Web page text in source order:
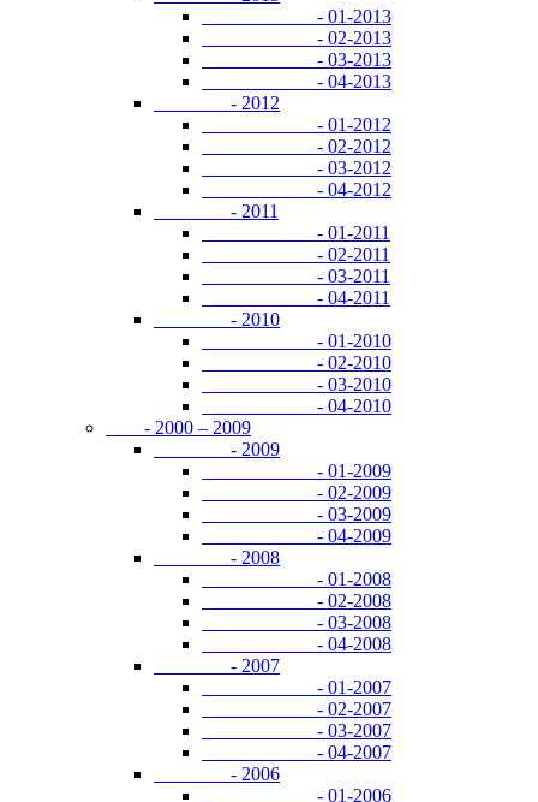
- 01-2013
- 02-2013
- 03-2013
- 04-2013
- 2012
- 01-2012
- 02-2012
- 03-2012
- 04-2012
- 2011
- 01-2011
- 02-2011
- 03-2011
- 04-2011
- 2010
- 01-2010
- 02-2010
- 03-2010
- 04-2010
- 2000 – 2009
- 2009
- 01-2009
- 02-2009
- 03-2009
- 04-2009
- 2008
- 01-2008
- 02-2008
- 03-2008
- 04-2008
- 2007
- 01-2007
- 02-2007
- 03-2007
- 04-2007
- 2006
- 01-2006